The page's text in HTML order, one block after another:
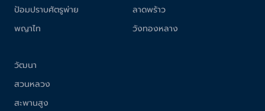
ป้อมปราบศัตรูพ่าย
พญาไท
ลาดพร้าว
วังทองหลาง
วัฒนา
สวนหลวง
สะพานสูง